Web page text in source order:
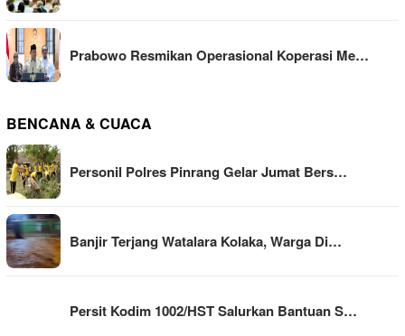
Prabowo Resmikan Operasional Koperasi Me…
BENCANA & CUACA
Personil Polres Pinrang Gelar Jumat Bers…
Banjir Terjang Watalara Kolaka, Warga Di…
Persit Kodim 1002/HST Salurkan Bantuan S…